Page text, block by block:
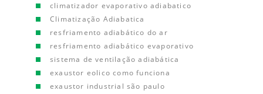
climatizador evaporativo adiabatico
Climatização Adiabatica
resfriamento adiabático do ar
resfriamento adiabático evaporativo
sistema de ventilação adiabática
exaustor eolico como funciona
exaustor industrial são paulo